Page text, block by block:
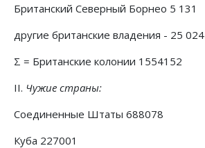
Британский Северный Борнео 5 131
другие британские владения - 25 024
Σ = Британские колонии 1554152
II. Чужие страны:
Соединенные Штаты 688078
Куба 227001